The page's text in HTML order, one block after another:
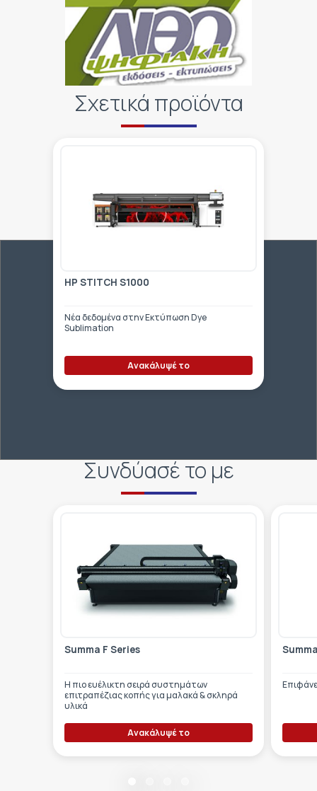
Σχετικά προϊόντα
HP STITCH S1000
Νέα δεδομένα στην Εκτύπωση Dye
Sublimation
Ανακάλυψέ το
Συνδύασέ το με
Summa F Series
Η πιο ευέλικτη σειρά συστημάτων
επιτραπέζιας κοπής για μαλακά & σκληρά
υλικά
Ανακάλυψέ το